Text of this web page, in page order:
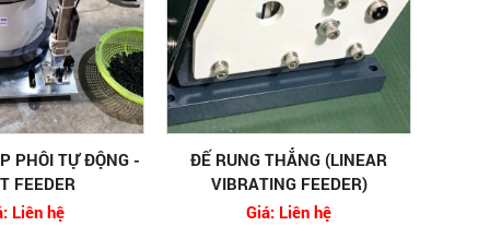
PHÔI TỰ ĐỘNG -
FEEDER
Liên hệ
ĐẾ RUNG THẲNG (LINEAR
VIBRATING FEEDER)
Giá: Liên hệ